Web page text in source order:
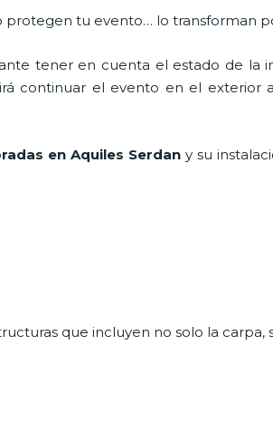
protegen tu evento… lo transforman
tener en cuenta el estado de la
continuar el evento en el exterior
en Aquiles Serdan y su
que incluyen no solo la